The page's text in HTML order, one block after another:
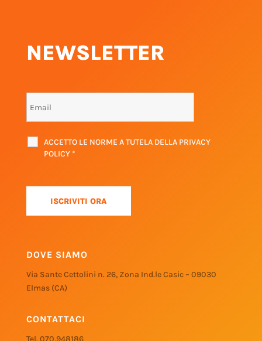
NEWSLETTER
ACCETTO LE NORME A TUTELA DELLA PRIVACY
POLICY *
DOVE SIAMO
Via Sante Cettolini n. 26, Zona Ind.le Casic – 09030
Elmas (CA)
CONTATTACI